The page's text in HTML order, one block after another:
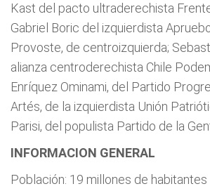
Kast del pacto ultraderechista
Gabriel Boric del izquierdista
Provoste, de centroizquierda;
alianza centroderechista Chile
Enríquez Ominami, del Partido
Artés, de la izquierdista Unión
Parisi, del populista Partido de la
INFORMACION GENERAL
Población: 19 millones de habitantes